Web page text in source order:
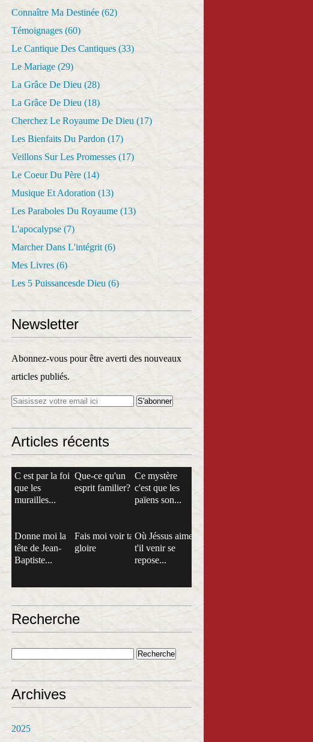
Connaître Ma Destinée (62)
Témoignages (60)
Le Cantique Des Cantiques (33)
Le Mariage (29)
La Grâce De Dieu (28)
La Grâce De Dieu (18)
Cherchez Le Royaume De Dieu (17)
Les Bienfaits Du Pardon (17)
Veillons Sur Les Promesses (17)
Le Coeur Du Père (14)
Musique Et Adoration (13)
Les Paraboles Du Royaume (13)
L'apocalypse (7)
Marcher Dans L'intégrit (6)
Mes Livres (6)
Les 5 Puissancesde Dieu (6)
Newsletter
Abonnez-vous pour être averti des nouveaux
articles publiés.
Articles récents
C est par la foi
que les
murailles...
Que-ce qu'un
esprit familier?
Ce mystère
c'est que les
païens son...
Donne moi la
tête de Jean-
Baptiste...
Fais moi voir ta
gloire
Où Jéssus aime
t'il venir se
repose...
Recherche
Archives
2025